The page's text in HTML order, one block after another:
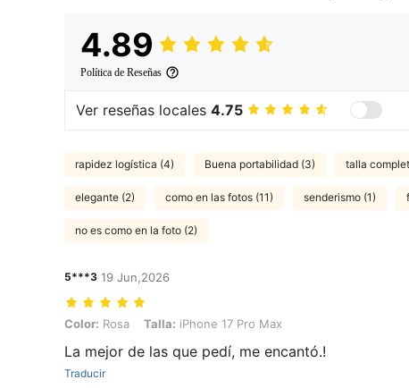
4.89
Política de Reseñas
Ver reseñas locales 4.75
rapidez logística (4) Buena portabilidad (3) talla
elegante (2) como en las fotos (11) senderismo (1)
no es como en la foto (2)
5***3 19 Jun,2026
Color: Rosa, Talla: iPhone 17 Pro Max
Color: Rosa Talla: iPhone 17 Pro Max
La mejor de las que pedí, me encantó.!
Traducir